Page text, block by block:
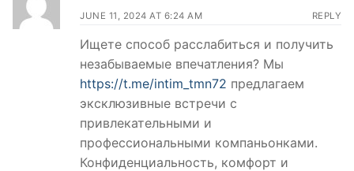
JUNE 11, 2024 AT 6:24 AM REPLY
Ищете способ расслабиться и получить
незабываемые впечатления? Мы
https://t.me/intim_tmn72 предлагаем
эксклюзивные встречи с
привлекательными и
профессиональными компаньонками.
Конфиденциальность, комфорт и